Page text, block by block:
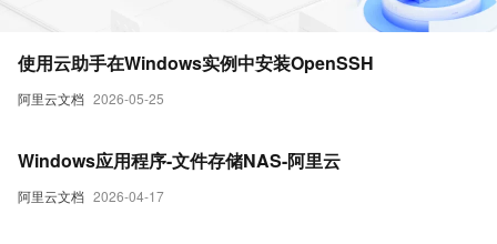
阿里云文档 2026-05-25
使用云助手在Windows实例中安装OpenSSH
阿里云文档 2026-04-17
Windows应用程序-文件存储NAS-阿里云